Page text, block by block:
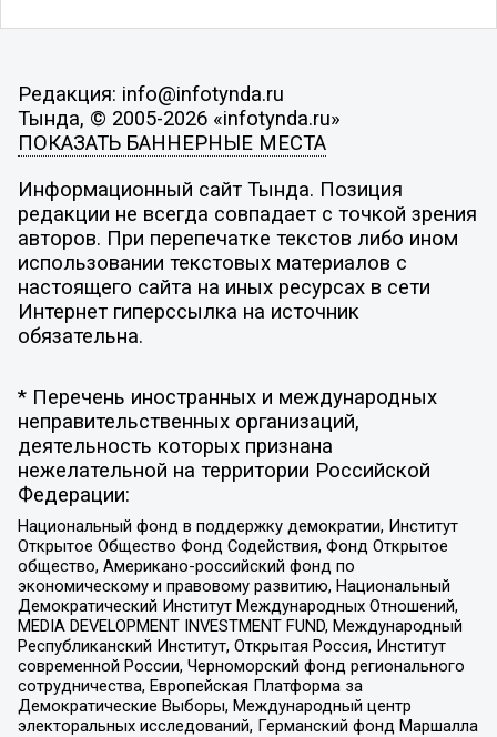
Редакция: info@infotynda.ru
Тында, © 2005-2026 «infotynda.ru»
ПОКАЗАТЬ БАННЕРНЫЕ МЕСТА
Информационный сайт Тында. Позиция
редакции не всегда совпадает с точкой зрения
авторов. При перепечатке текстов либо ином
использовании текстовых материалов с
настоящего сайта на иных ресурсах в сети
Интернет гиперссылка на источник
обязательна.
* Перечень иностранных и международных
неправительственных организаций,
деятельность которых признана
нежелательной на территории Российской
Федерации:
Национальный фонд в поддержку демократии, Институт
Открытое Общество Фонд Содействия, Фонд Открытое
общество, Американо-российский фонд по
экономическому и правовому развитию, Национальный
Демократический Институт Международных Отношений,
MEDIA DEVELOPMENT INVESTMENT FUND, Международный
Республиканский Институт, Открытая Россия, Институт
современной России, Черноморский фонд регионального
сотрудничества, Европейская Платформа за
Демократические Выборы, Международный центр
электоральных исследований, Германский фонд Маршалла